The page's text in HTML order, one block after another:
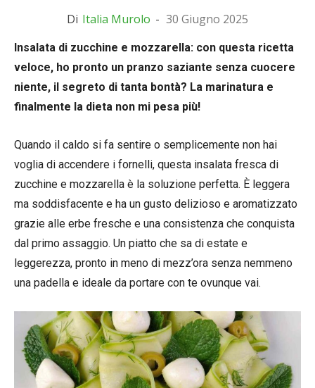
Di Italia Murolo - 30 Giugno 2025
Insalata di zucchine e mozzarella: con questa ricetta
veloce, ho pronto un pranzo saziante senza cuocere
niente, il segreto di tanta bontà? La marinatura e
finalmente la dieta non mi pesa più!
Quando il caldo si fa sentire o semplicemente non hai
voglia di accendere i fornelli, questa insalata fresca di
zucchine e mozzarella è la soluzione perfetta. È leggera
ma soddisfacente e ha un gusto delizioso e aromatizzato
grazie alle erbe fresche e una consistenza che conquista
dal primo assaggio. Un piatto che sa di estate e
leggerezza, pronto in meno di mezz’ora senza nemmeno
una padella e ideale da portare con te ovunque vai.